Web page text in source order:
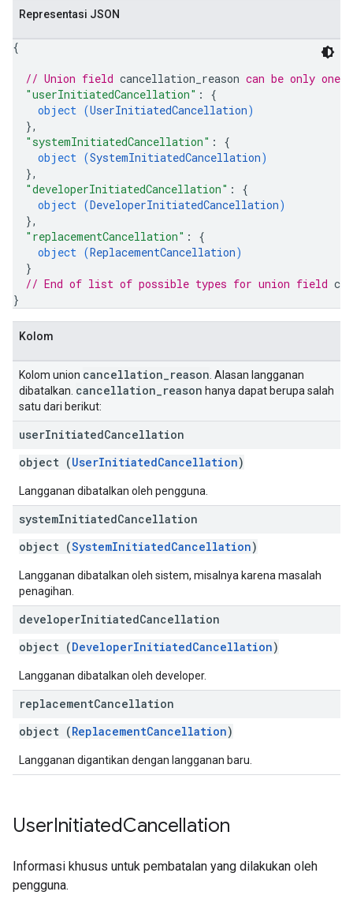
Representasi JSON
{
// Union field cancellation_reason can be only
"userInitiatedCancellation" : {
object (UserInitiatedCancellation)
},
"systemInitiatedCancellation" : {
object (SystemInitiatedCancellation)
},
"developerInitiatedCancellation" : {
object (DeveloperInitiatedCancellation)
},
"replacementCancellation" : {
object (ReplacementCancellation)
}
// End of list of possible types for union field
}
Kolom
Kolom union cancellation reason . Alasan langganan
dibatalkan. cancellation reason hanya dapat berupa salah
satu dari berikut:
userInitiatedCancellation
object (UserInitiatedCancellation)
Langganan dibatalkan oleh pengguna.
systemInitiatedCancellation
object (SystemInitiatedCancellation)
Langganan dibatalkan oleh sistem, misalnya karena masalah
penagihan.
developerInitiatedCancellation
object (DeveloperInitiatedCancellation)
Langganan dibatalkan oleh developer.
replacementCancellation
object (ReplacementCancellation)
Langganan digantikan dengan langganan baru.
UserInitiatedCancellation
Informasi khusus untuk pembatalan yang dilakukan oleh
pengguna.